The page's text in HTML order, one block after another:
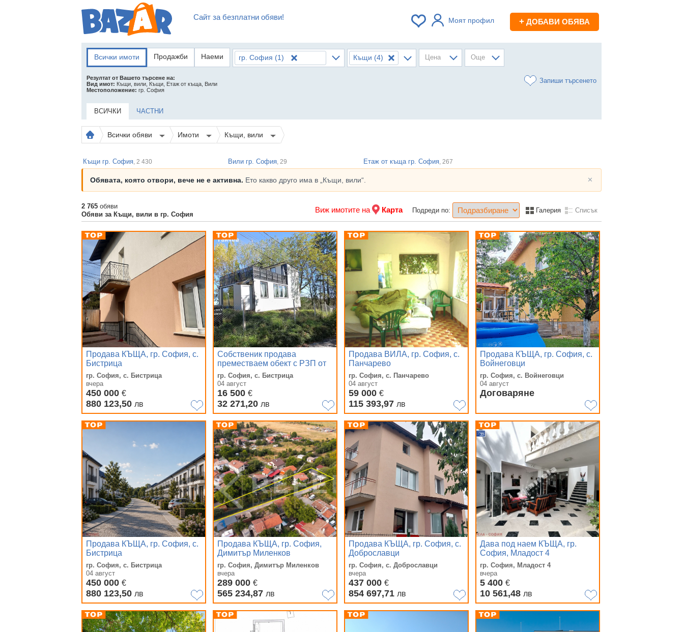
Сайт за безплатни обяви! Моят профил + ДОБАВИ ОБЯВА
Всички имоти Продажби Наеми гр. София (1) Къщи (4) Цена Още
Резултат от Вашето търсене на:
Вид имот: Къщи, вили, Къщи, Етаж от къща, Вили
Местоположение: гр. София
Запиши търсенето
ВСИЧКИ ЧАСТНИ
Всички обяви Имоти Къщи, вили
Къщи гр. София, 2 430 Вили гр. София, 29 Етаж от къща гр. София, 267
Обявата, която отвори, вече не е активна. Ето какво друго има в „Къщи, вили“. ✕
2 765 обяви
Обяви за Къщи, вили в гр. София
Виж имотите на Карта Подреди по: Галерия Списък
Продава КЪЩА, гр. София, с.
Бистрица
гр. София, с. Бистрица
вчера
450 000 €
880 123,50 лв
Собственик продава
преместваем обект с РЗП от
102 кв.м
гр. София, с. Бистрица
04 август
16 500 €
32 271,20 лв
Продава ВИЛА, гр. София, с.
Панчарево
гр. София, с. Панчарево
04 август
59 000 €
115 393,97 лв
Продава КЪЩА, гр. София, с.
Войнеговци
гр. София, с. Войнеговци
04 август
Договаряне
Продава КЪЩА, гр. София, с.
Бистрица
гр. София, с. Бистрица
04 август
450 000 €
880 123,50 лв
Продава КЪЩА, гр. София,
Димитър Миленков
гр. София, Димитър Миленков
вчера
289 000 €
565 234,87 лв
Продава КЪЩА, гр. София, с.
Доброславци
гр. София, с. Доброславци
вчера
437 000 €
854 697,71 лв
Дава под наем КЪЩА, гр.
София, Младост 4
гр. София, Младост 4
вчера
5 400 €
10 561,48 лв